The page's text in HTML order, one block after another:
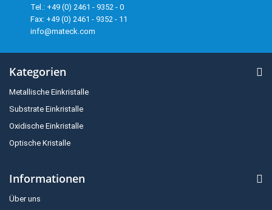
Tel.: +49 (0) 2461 - 9352 - 0
Fax: +49 (0) 2461 - 9352 - 11
info@mateck.com
Kategorien
Metallische Einkristalle
Substrate Einkristalle
Oxidische Einkristalle
Optische Kristalle
Informationen
Über uns